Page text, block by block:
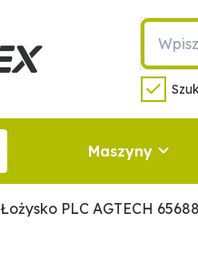
Maszyny
Łożysko PLC AGTECH